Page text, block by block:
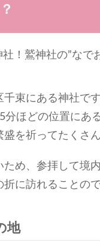
束にある神社です
分ほどの位置にあ
を祈ってたくさ
め、参拝して境
に訪れることの
地